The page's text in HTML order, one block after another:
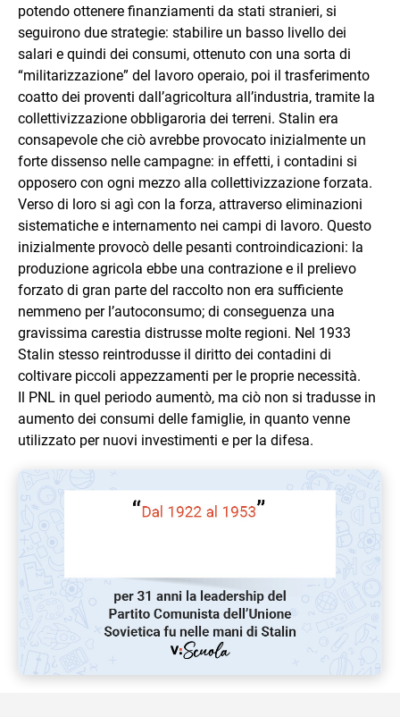
potendo ottenere finanziamenti da stati stranieri, si
seguirono due strategie: stabilire un basso livello dei
salari e quindi dei consumi, ottenuto con una sorta di
“militarizzazione” del lavoro operaio, poi il trasferimento
coatto dei proventi dall’agricoltura all’industria, tramite la
collettivizzazione obbligaroria dei terreni. Stalin era
consapevole che ciò avrebbe provocato inizialmente un
forte dissenso nelle campagne: in effetti, i contadini si
opposero con ogni mezzo alla collettivizzazione forzata.
Verso di loro si agì con la forza, attraverso eliminazioni
sistematiche e internamento nei campi di lavoro. Questo
inizialmente provocò delle pesanti controindicazioni: la
produzione agricola ebbe una contrazione e il prelievo
forzato di gran parte del raccolto non era sufficiente
nemmeno per l’autoconsumo; di conseguenza una
gravissima carestia distrusse molte regioni. Nel 1933
Stalin stesso reintrodusse il diritto dei contadini di
coltivare piccoli appezzamenti per le proprie necessità.
Il PNL in quel periodo aumentò, ma ciò non si tradusse in
aumento dei consumi delle famiglie, in quanto venne
utilizzato per nuovi investimenti e per la difesa.